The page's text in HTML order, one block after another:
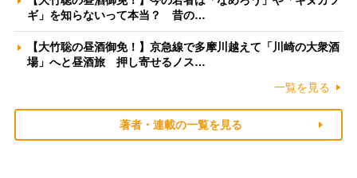
ギ」を知らないって本当？ 昔の…
【大竹聡の昼酒御免！】京急線で多摩川越えて「川崎の大衆酒
場」へと昼酒旅 押し寄せるノス…
一覧を見る
著者・連載の一覧を見る